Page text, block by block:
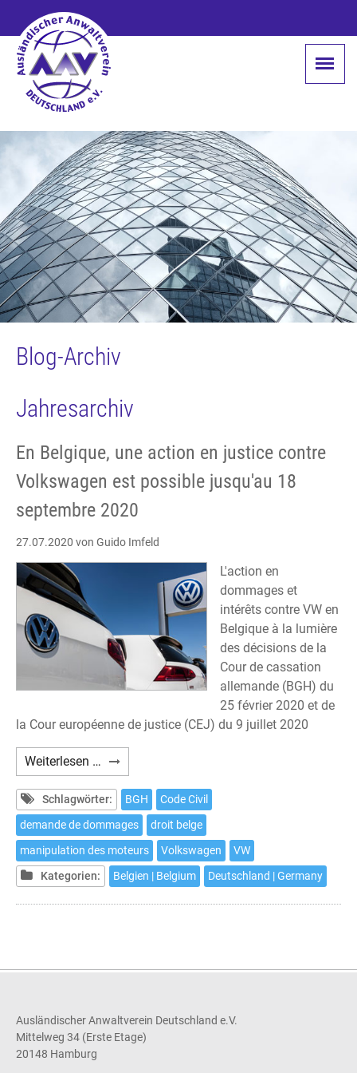
Blog-Archiv
Jahresarchiv
En Belgique, une action en justice contre
Volkswagen est possible jusqu'au 18
septembre 2020
27.07.2020 von Guido Imfeld
L'action en
dommages et
intérêts contre VW en
Belgique à la lumière
des décisions de la
Cour de cassation
allemande (BGH) du
25 février 2020 et de
la Cour européenne de justice (CEJ) du 9 juillet 2020
Weiterlesen … En
Belgique,
une
action
en
justice
contre
18
Schlagwörter: BGH
Code Civil
demande de dommages
droit belge
manipulation des moteurs
Volkswagen
VW
Kategorien:
Belgien | Belgium Deutschland | Germany
Ausländischer Anwaltverein Deutschland e.V.
Mittelweg 34 (Erste Etage)
20148 Hamburg